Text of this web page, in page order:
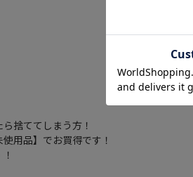
捨ててしまう方！
用品】でお買得です！